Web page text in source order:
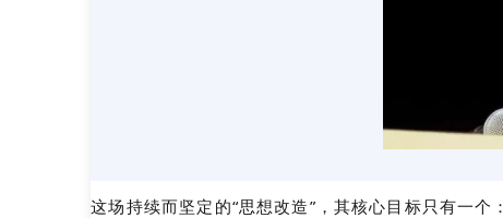
这场持续而坚定的“思想改造”，其核心目标只有一个：